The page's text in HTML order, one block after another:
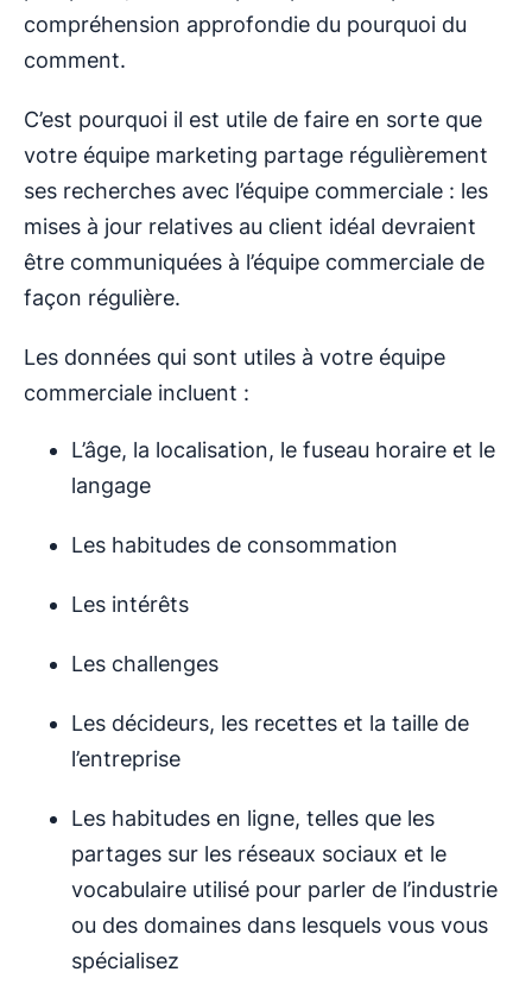
compréhension approfondie du pourquoi du
comment.
C’est pourquoi il est utile de faire en sorte que
votre équipe marketing partage régulièrement
ses recherches avec l’équipe commerciale : les
mises à jour relatives au client idéal devraient
être communiquées à l’équipe commerciale de
façon régulière.
Les données qui sont utiles à votre équipe
commerciale incluent :
L’âge, la localisation, le fuseau horaire et le
langage
Les habitudes de consommation
Les intérêts
Les challenges
Les décideurs, les recettes et la taille de
l’entreprise
Les habitudes en ligne, telles que les
partages sur les réseaux sociaux et le
vocabulaire utilisé pour parler de l’industrie
ou des domaines dans lesquels vous vous
spécialisez